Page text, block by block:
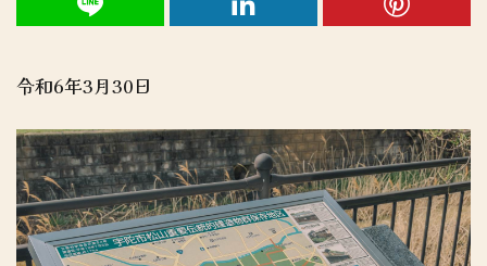
令和6年3月30日